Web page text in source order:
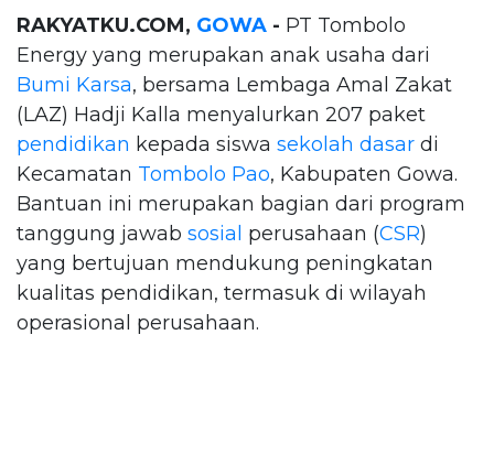
RAKYATKU.COM, GOWA - PT Tombolo
Energy yang merupakan anak usaha dari
Bumi Karsa, bersama Lembaga Amal Zakat
(LAZ) Hadji Kalla menyalurkan 207 paket
pendidikan kepada siswa sekolah dasar di
Kecamatan Tombolo Pao, Kabupaten Gowa.
Bantuan ini merupakan bagian dari program
tanggung jawab sosial perusahaan (CSR)
yang bertujuan mendukung peningkatan
kualitas pendidikan, termasuk di wilayah
operasional perusahaan.